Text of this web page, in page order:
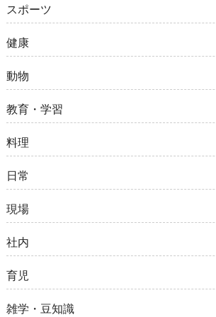
スポーツ
健康
動物
教育・学習
料理
日常
現場
社内
育児
雑学・豆知識